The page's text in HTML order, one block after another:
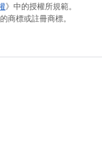
》中的授權所規範。
商標或註冊商標。